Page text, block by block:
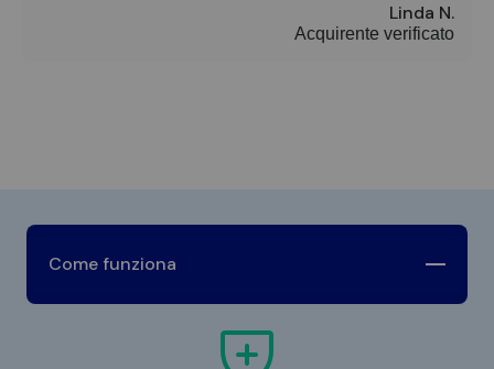
Linda N.
Acquirente verificato
Come funziona